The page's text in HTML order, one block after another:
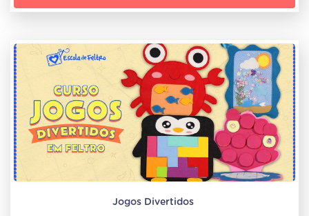
Jogos Divertidos